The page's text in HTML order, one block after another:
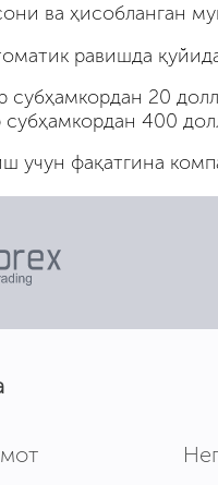
ва ҳисобланган
равишда
субҳамкордан 20
400
учун фақатгина